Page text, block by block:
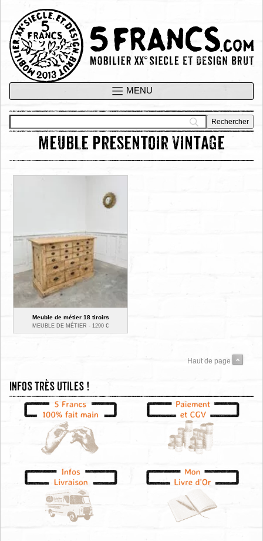
meuble presentoir vintage
Meuble de métier 18 tiroirs
MEUBLE DE MÉTIER - 1290 €
Haut de page
Infos très utiles !